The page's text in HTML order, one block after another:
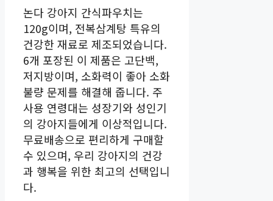
논다 강아지 간식파우치는
120g이며, 전복삼계탕 특유의
건강한 재료로 제조되었습니다.
6개 포장된 이 제품은 고단백,
저지방이며, 소화력이 좋아 소화
불량 문제를 해결해 줍니다. 주
사용 연령대는 성장기와 성인기
의 강아지들에게 이상적입니다.
무료배송으로 편리하게 구매할
수 있으며, 우리 강아지의 건강
과 행복을 위한 최고의 선택입니
다.